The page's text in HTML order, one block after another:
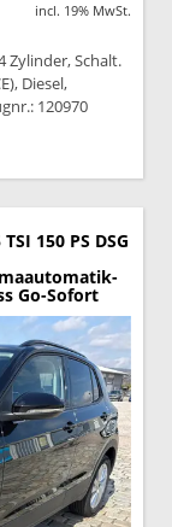
incl. 19% MwSt.
Zylinder, Schalt.
Diesel,
120970
150 PS DSG
Go-Sofort